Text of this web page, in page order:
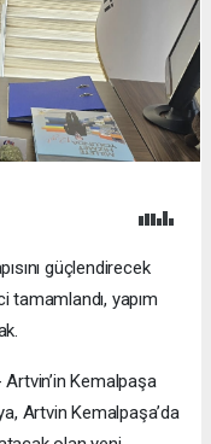
güçlendirecek
yapım
Kemalpaşa
Artvin Kemalpaşa’da